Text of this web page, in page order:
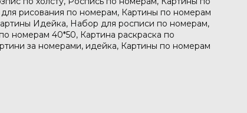
рисования по номерам, Картины по номерам
Идейка, Набор для росписи по номерам,
номерам 40*50, Картина раскраска по
за номерами, идейка, Картины по номерам